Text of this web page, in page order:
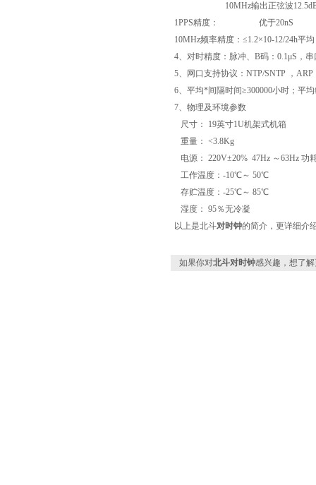
10MHz输出正弦波
1PPS精度： 优于20nS
10MHz频率精度：≤1.2×10-12/24h平均
4、对时精度：脉冲、 B码： 0.1μS ，
5、网口支持协议： NTP/SNTP ， ARP
6、平均*间隔时间≥300000小时；平
7、物理及环境参数
尺寸：
19英寸1U机架式机箱
重量： <3.8Kg
电源： 220V±20% 47Hz ～63Hz 功
工作温度： -10℃～ 50℃
存贮温度： -25℃～ 85℃
湿度： 95％无冷凝
以上是北斗对时钟的简介，更详细介
如果你对北斗对时钟感兴趣，想了